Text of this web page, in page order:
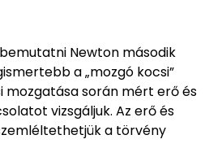
Newton második
a „mozgó kocsi”
mozgatása során mért erő és
vizsgáljuk. Az erő és
a törvény